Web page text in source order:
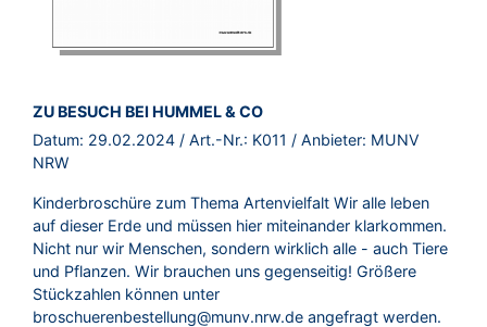
BROSCHÜRE:
ZU BESUCH BEI HUMMEL & CO
Datum: 29.02.2024 / Art.-Nr.: K011 / Anbieter: MUNV
NRW
Kinderbroschüre zum Thema Artenvielfalt Wir alle leben
auf dieser Erde und müssen hier miteinander klarkommen.
Nicht nur wir Menschen, sondern wirklich alle - auch Tiere
und Pflanzen. Wir brauchen uns gegenseitig! Größere
Stückzahlen können unter
broschuerenbestellung@munv.nrw.de angefragt werden.